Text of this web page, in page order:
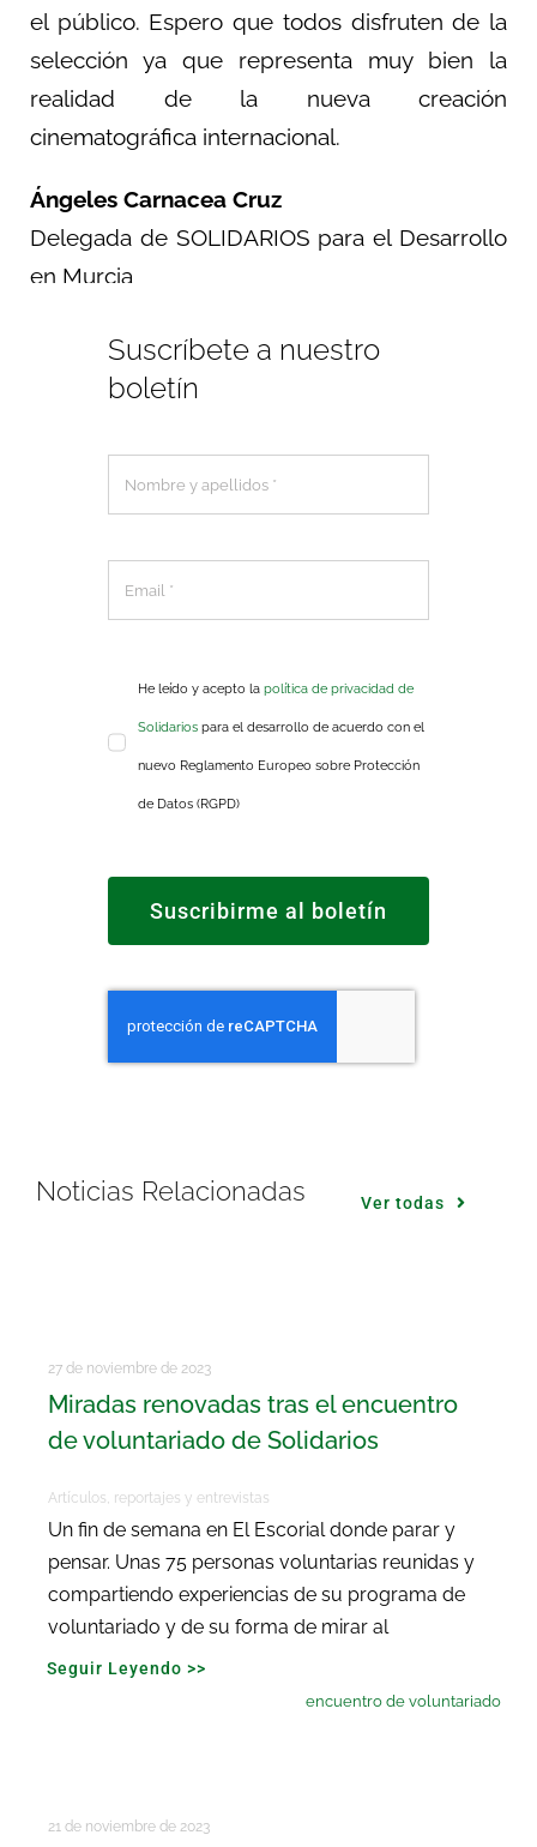
el público. Espero que todos disfruten de la
selección ya que representa muy bien la
realidad de la nueva creación
cinematográfica internacional.
Ángeles Carnacea Cruz
Delegada de SOLIDARIOS para el Desarrollo
en Murcia
Suscríbete a nuestro
boletín
He leído y acepto lapolítica de privacidad de
Solidarios para el desarrollo de acuerdo con el
nuevo Reglamento Europeo sobre Protección
de Datos (RGPD)
Suscribirme al boletín
Noticias Relacionadas Ver todas
27 de noviembre de 2023
Miradas renovadas tras el encuentro
de voluntariado de Solidarios
Artículos, reportajes y entrevistas
Un fin de semana en El Escorial donde parar y
pensar. Unas 75 personas voluntarias reunidas y
compartiendo experiencias de su programa de
voluntariado y de su forma de mirar al
Seguir Leyendo >>
encuentro de voluntariado
21 de noviembre de 2023